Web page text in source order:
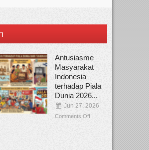
Antusiasme
Masyarakat
Indonesia
terhadap Piala
Dunia 2026...
Jun 27, 2026
Comments Off